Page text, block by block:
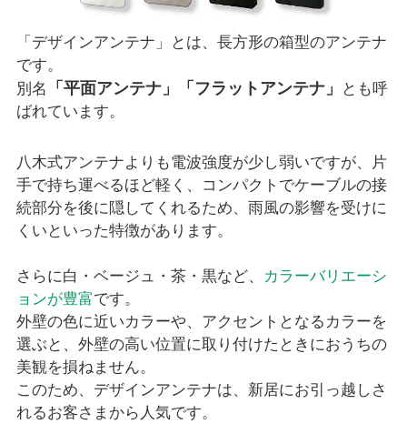
「デザインアンテナ」とは、長方形の箱型のアンテナ
です。
別名 「平面アンテナ」「フラットアンテナ」 とも呼
ばれています。
八木式アンテナよりも電波強度が少し弱いですが、片
手で持ち運べるほど軽く、コンパクトでケーブルの接
続部分を後に隠してくれるため、雨風の影響を受けに
くいといった特徴があります。
さらに白・ベージュ・茶・黒など、 カラーバリエーシ
ョンが豊富です。
外壁の色に近いカラーや、アクセントとなるカラーを
選ぶと、外壁の高い位置に取り付けたときにおうちの
美観を損ねません。
このため、デザインアンテナは、新居にお引っ越しさ
れるお客さまから人気です。